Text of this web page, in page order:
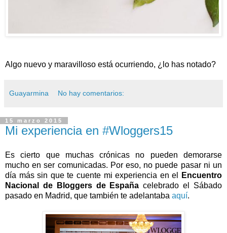
Algo nuevo y maravilloso está ocurriendo, ¿lo has notado?
Guayarmina No hay comentarios:
15 marzo 2015
Mi experiencia en #Wloggers15
Es cierto que muchas crónicas no pueden demorarse
mucho en ser comunicadas. Por eso, no puede pasar ni un
día más sin que te cuente mi experiencia en el
Encuentro
Nacional de Bloggers de España celebrado el Sábado
pasado en Madrid, que también te adelantaba aquí.